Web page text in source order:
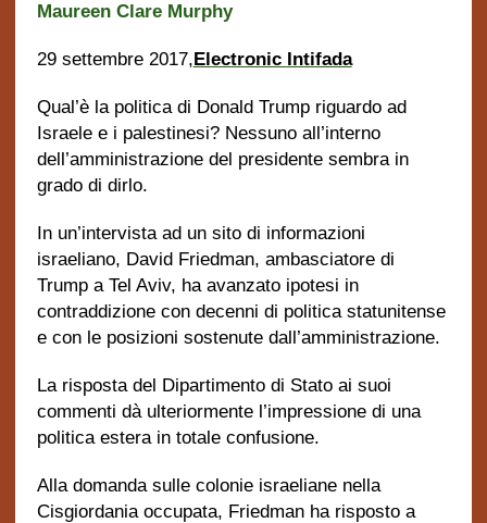
Maureen Clare Murphy
29 settembre 2017,Electronic Intifada
Qual’è la politica di Donald Trump riguardo ad
Israele e i palestinesi? Nessuno all’interno
dell’amministrazione del presidente sembra in
grado di dirlo.
In un’intervista ad un sito di informazioni
israeliano, David Friedman, ambasciatore di
Trump a Tel Aviv, ha avanzato ipotesi in
contraddizione con decenni di politica statunitense
e con le posizioni sostenute dall’amministrazione.
La risposta del Dipartimento di Stato ai suoi
commenti dà ulteriormente l’impressione di una
politica estera in totale confusione.
Alla domanda sulle colonie israeliane nella
Cisgiordania occupata, Friedman ha risposto a